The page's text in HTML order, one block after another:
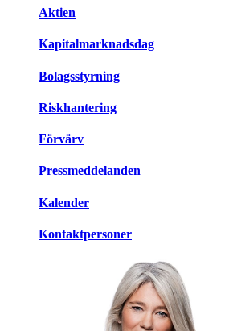
Aktien
Kapitalmarknadsdag
Bolagsstyrning
Riskhantering
Förvärv
Pressmeddelanden
Kalender
Kontaktpersoner